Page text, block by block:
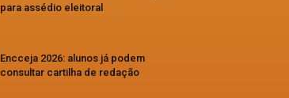
para assédio eleitoral
Encceja 2026: alunos já podem
consultar cartilha de redação